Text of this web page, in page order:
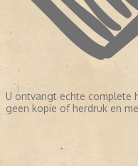
U ontvangt echte complete
geen kopie of herdruk en